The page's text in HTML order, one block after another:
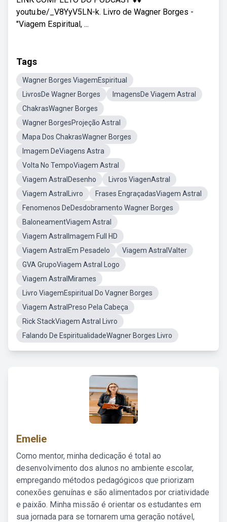
youtu.be/_V8YyV5LN-k. Livro de Wagner Borges -
"Viagem Espiritual, ...
Tags
Wagner Borges ViagemEspiritual
LivrosDe Wagner Borges
ImagensDe Viagem Astral
ChakrasWagner Borges
Wagner BorgesProjeção Astral
Mapa Dos ChakrasWagner Borges
Imagem DeViagens Astra
Volta No TempoViagem Astral
Viagem AstralDesenho
Livros ViagenAstral
Viagem AstralLivro
Frases EngraçadasViagem Astral
Fenomenos DeDesdobramento Wagner Borges
BaloneamentViagem Astral
Viagem AstralImagem Full HD
Viagem AstralEm Pesadelo
Viagem AstralValter
GVA GrupoViagem Astral Logo
Viagem AstralMirames
Livro ViagemEspiritual Do Vagner Borges
Viagem AstralPreso Pela Cabeça
Rick StackViagem Astral Livro
Falando De EspiritualidadeWagner Borges Livro
Emelie
Como mentor, minha dedicação é total ao
desenvolvimento dos alunos no ambiente escolar,
empregando métodos pedagógicos que priorizam
conexões genuínas e são alimentados por criatividade
e paixão. Minha missão é orientar os estudantes em
sua jornada para se tornarem uma geração notável,